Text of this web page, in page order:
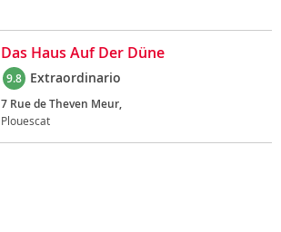
Das Haus Auf Der Düne
9.8 Extraordinario
7 Rue de Theven Meur,
Plouescat